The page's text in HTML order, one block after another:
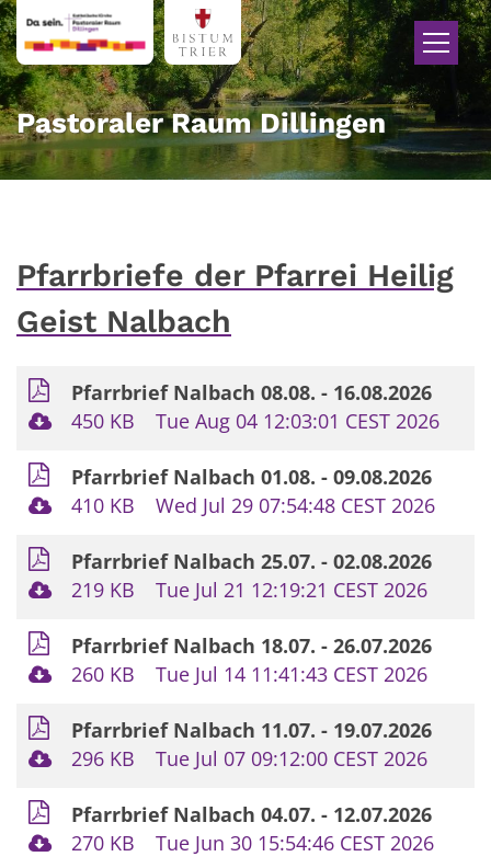
Zum Inhalt springen
Pastoraler Raum Dillingen
Pfarrbriefe der Pfarrei Heilig
Geist Nalbach
Pfarrbrief Nalbach 08.08. - 16.08.2026
450 KB
Tue Aug 04 12:03:01 CEST 2026
Pfarrbrief Nalbach 01.08. - 09.08.2026
410 KB
Wed Jul 29 07:54:48 CEST 2026
Pfarrbrief Nalbach 25.07. - 02.08.2026
219 KB
Tue Jul 21 12:19:21 CEST 2026
Pfarrbrief Nalbach 18.07. - 26.07.2026
260 KB
Tue Jul 14 11:41:43 CEST 2026
Pfarrbrief Nalbach 11.07. - 19.07.2026
296 KB
Tue Jul 07 09:12:00 CEST 2026
Pfarrbrief Nalbach 04.07. - 12.07.2026
270 KB
Tue Jun 30 15:54:46 CEST 2026